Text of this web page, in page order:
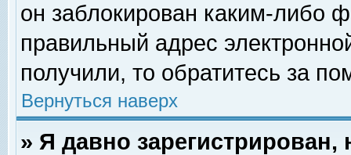
он заблокирован каким-либо
правильный адрес
получили, то обратитесь за
Вернуться наверх
» Я давно